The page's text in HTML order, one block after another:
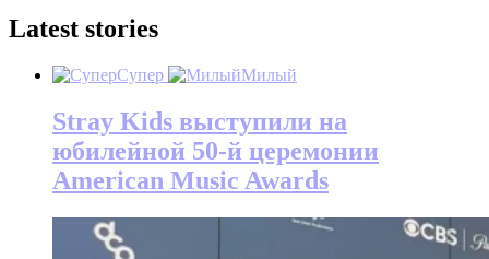
Latest stories
Супер Милый
Stray Kids выступили на
юбилейной 50-й церемонии
American Music Awards